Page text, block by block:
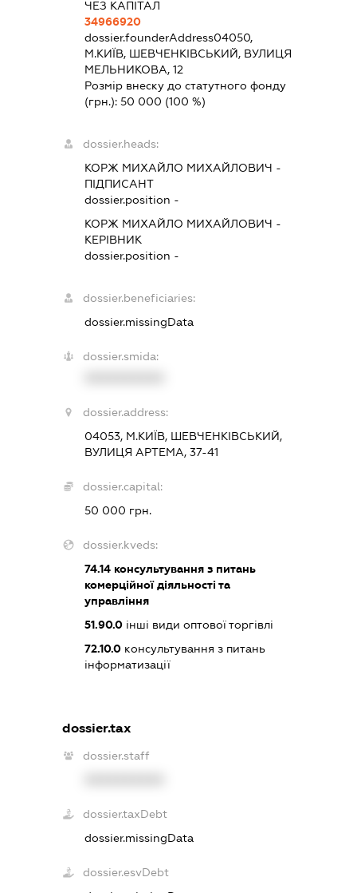
ЧЕЗ КАПІТАЛ
34966920
dossier.founderAddress04050,
М.КИЇВ, ШЕВЧЕНКІВСЬКИЙ, ВУЛИЦЯ
МЕЛЬНИКОВА, 12
Розмір внеску до статутного фонду
(грн.):50 000 (100 %)
dossier.heads:
КОРЖ МИХАЙЛО МИХАЙЛОВИЧ -
ПІДПИСАНТ
dossier.position -
КОРЖ МИХАЙЛО МИХАЙЛОВИЧ -
КЕРІВНИК
dossier.position -
dossier.beneficiaries:
dossier.missingData
dossier.smida:
dossier.address:
04053, М.КИЇВ, ШЕВЧЕНКІВСЬКИЙ,
ВУЛИЦЯ АРТЕМА, 37-41
dossier.capital:
50 000 грн.
dossier.kveds:
74.14 консультування з питань
комерційної діяльності та
управління
51.90.0 інші види оптової торгівлі
72.10.0 консультування з питань
інформатизації
dossier.tax
dossier.staff
dossier.taxDebt
dossier.missingData
dossier.esvDebt